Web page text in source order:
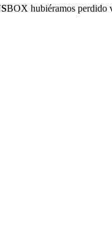
BOX hubiéramos perdido